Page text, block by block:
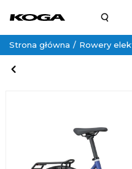
Strona główna Rowery